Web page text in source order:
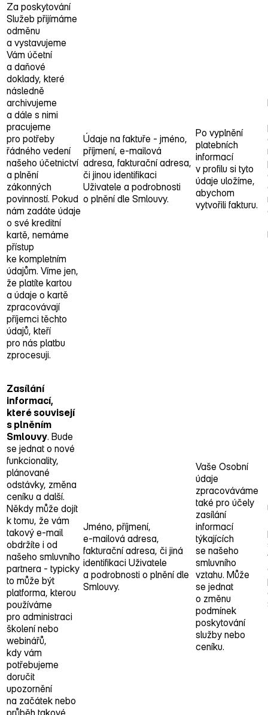
Za poskytování
Služeb přijímáme
odměnu
a vystavujeme
Vám účetní
a daňové
doklady, které
následně
archivujeme
a dále s nimi
pracujeme
pro potřeby
řádného vedení
našeho účetnictví
a plnění
zákonných
povinností. Pokud
nám zadáte údaje
o své kreditní
kartě, nemáme
přístup
ke kompletním
údajům. Víme jen,
že platíte kartou
a údaje o kartě
zpracovávají
příjemci těchto
údajů, kteří
pro nás platbu
zprocesuji.
Údaje na faktuře ‑ jméno,
příjmení, e‑mailová
adresa, fakturační adresa,
či jinou identifikaci
Uživatele a podrobnosti
o plnění dle Smlouvy.
Po vyplnění
platebních
informací
v profilu si tyto
údaje uložíme,
abychom
vytvořili fakturu.
Zasílání
informací,
které souvisejí
s plněním
Smlouvy. Bude
se jednat o nové
funkcionality,
plánované
odstávky, změna
ceníku a další.
Někdy může dojít
k tomu, že vám
takový e‑mail
obdržíte i od
našeho smluvního
partnera ‑ typicky
to může být
platforma, kterou
používáme
pro administraci
školení nebo
webinářů,
kdy vám
potřebujeme
doručit
upozornění
na začátek nebo
Jméno, příjmení,
e‑mailová adresa,
fakturační adresa, či jiná
identifikaci Uživatele
a podrobnosti o plnění dle
Smlouvy.
Vaše Osobní
údaje
zpracováváme
také pro účely
zasílání
informací
týkajících
se našeho
smluvního
vztahu. Může
se jednat
o změnu
podmínek
poskytování
služby nebo
ceníku.